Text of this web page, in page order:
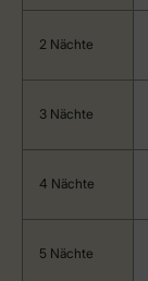
2 Nächte
3 Nächte
4 Nächte
5 Nächte